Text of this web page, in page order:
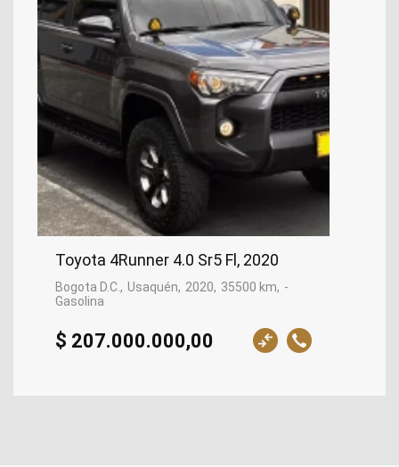
Toyota 4Runner 4.0 Sr5 Fl, 2020
Bogota D.C. Usaquén 2020 35500 km
-
Gasolina
$ 207.000.000,00